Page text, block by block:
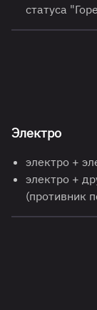
статуса
Электро
электро +
электро +
(противник